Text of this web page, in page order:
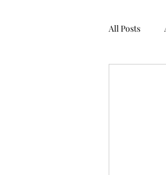
All Posts
Îngrijire